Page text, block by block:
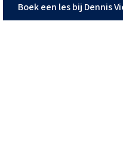
Boek een les bij Dennis